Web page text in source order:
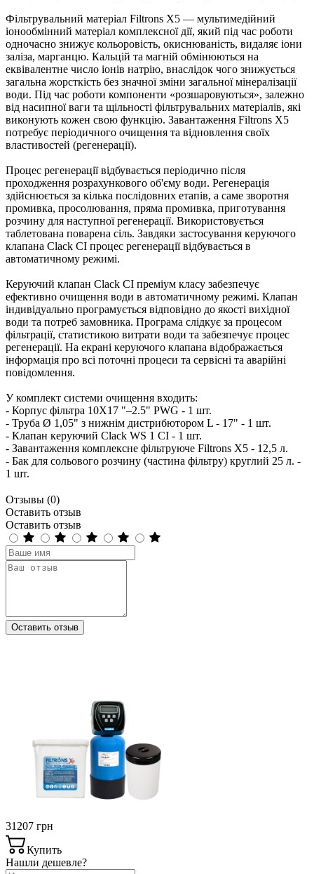
Фільтрувальний матеріал Filtrons X5 — мультимедійний
іонообмінний матеріал комплексної дії, який під час роботи
одночасно знижує кольоровість, окиснюваність, видаляє іони
заліза, марганцю. Кальцій та магній обмінюються на
еквівалентне число іонів натрію, внаслідок чого знижується
загальна жорсткість без значної зміни загальної мінералізації
води. Під час роботи компоненти «розшаровуються», залежно
від насипної ваги та щільності фільтрувальних матеріалів, які
виконують кожен свою функцію. Завантаження Filtrons X5
потребує періодичного очищення та відновлення своїх
властивостей (регенерації).
Процес регенерації відбувається періодично після
проходження розрахункового об'єму води. Регенерація
здійснюється за кілька послідовних етапів, а саме зворотня
промивка, просолювання, пряма промивка, приготування
розчину для наступної регенерації. Використовується
таблетована поварена сіль. Завдяки застосування керуючого
клапана Clack CІ процес регенерації відбувається в
автоматичному режимі.
Керуючий клапан Clack CI преміум класу забезпечує
ефективно очищення води в автоматичному режимі. Клапан
індивідуально програмується відповідно до якості вихідної
води та потреб замовника. Програма слідкує за процесом
фільтрації, статистикою витрати води та забезпечує процес
регенерації. На екрані керуючого клапана відображається
інформація про всі поточні процеси та сервісні та аварійні
повідомлення.
У комплект системи очищення входить:
- Корпус фільтра 10X17 "–2.5" PWG - 1 шт.
- Труба Ø 1,05" з нижнім дистрибютором L - 17" - 1 шт.
- Клапан керуючий Clack WS 1 CI - 1 шт.
- Завантаження комплексне фiльтруюче Filtrons X5 - 12,5 л.
- Бак для сольового розчину (частина фільтру) круглий 25 л. -
1 шт.
Отзывы (0)
Оставить отзыв
Оставить отзыв
Оставить отзыв
31207 грн
Купить
Нашли дешевле?